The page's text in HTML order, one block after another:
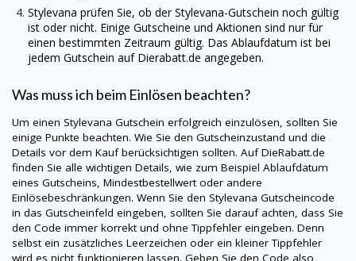
Stylevana prüfen Sie, ob derStylevana-Gutschein noch gültig
ist oder nicht. Einige Gutscheine und Aktionen sind nur für
einen bestimmten Zeitraum gültig. Das Ablaufdatum ist bei
jedem Gutschein auf Dierabatt.de angegeben.
Was muss ich beim Einlösen beachten?
Um einen Stylevana Gutschein erfolgreich einzulösen, sollten Sie
einige Punkte beachten. Wie Sie den Gutscheinzustand und die
Details vor dem Kauf berücksichtigen sollten. AufDieRabatt.de
finden Sie alle wichtigen Details, wie zum Beispiel Ablaufdatum
eines Gutscheins, Mindestbestellwert oder andere
Einlösebeschränkungen. Wenn Sie den Stylevana Gutscheincode
in das Gutscheinfeld eingeben, sollten Sie darauf achten, dass Sie
den Code immer korrekt und ohne Tippfehler eingeben. Denn
selbst ein zusätzliches Leerzeichen oder ein kleiner Tippfehler
wird es nicht funktionieren lassen. Geben Sie den Code also